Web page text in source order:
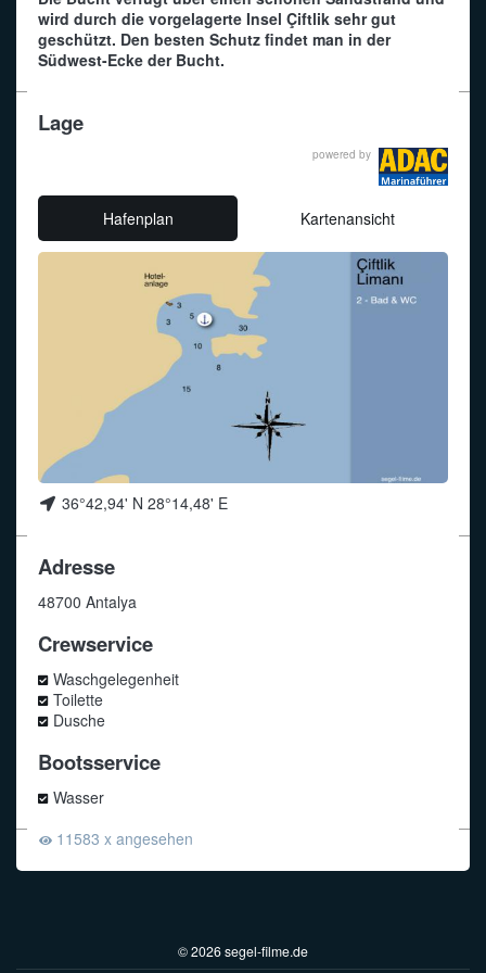
wird durch die vorgelagerte Insel Çiftlik sehr gut
geschützt. Den besten Schutz findet man in der
Südwest-Ecke der Bucht.
Lage
powered by
Hafenplan Kartenansicht
36°42,94' N 28°14,48' E
Adresse
48700 Antalya
Crewservice
Waschgelegenheit
Toilette
Dusche
Bootsservice
Wasser
11583 x angesehen
© 2026 segel-filme.de
Funkalphabet